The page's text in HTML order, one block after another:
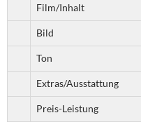
Film/Inhalt
Bild
Ton
Extras/Ausstattung
Preis-Leistung